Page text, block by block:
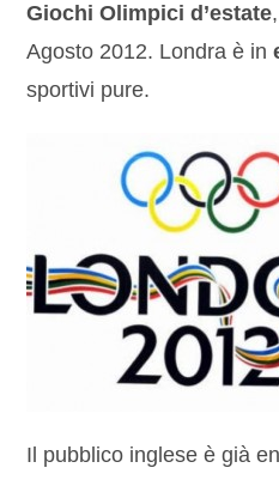
Giochi Olimpici d’estate
Agosto 2012. Londra è in
sportivi pure.
Il pubblico inglese è già